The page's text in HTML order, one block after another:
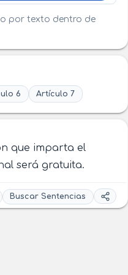
por texto dentro de
6 Artículo 7
que imparta el
será gratuita.
Buscar Sentencias